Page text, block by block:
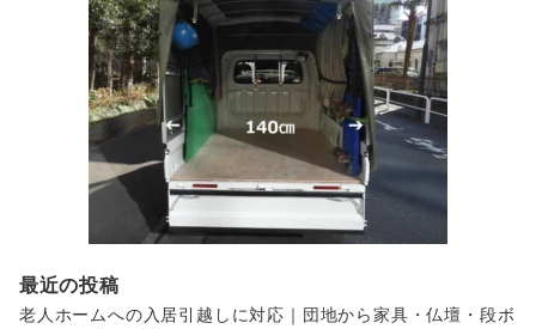
最近の投稿
老人ホームへの入居引越しに対応｜団地から家具・仏壇・段ボ